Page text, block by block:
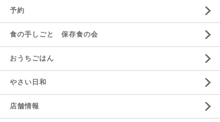
予約
食の手しごと 保存食の会
おうちごはん
やさい日和
店舗情報